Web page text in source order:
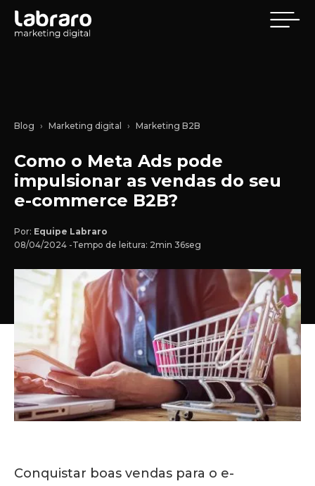
Blog Marketing digital Marketing B2B
Como o Meta Ads pode
impulsionar as vendas do seu
e-commerce B2B?
Por: Equipe Labraro
08/04/2024 -Tempo de leitura: 2min 36seg
Conquistar boas vendas para o e-